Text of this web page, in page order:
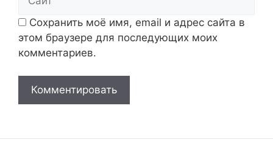
Сохранить моё имя, email и адрес сайта в
этом браузере для последующих моих
комментариев.